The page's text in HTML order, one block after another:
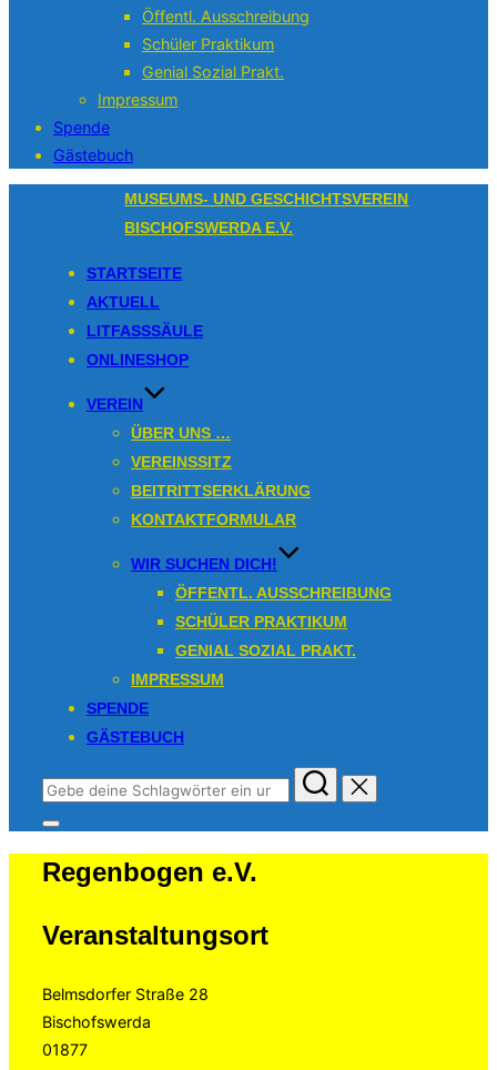
Öffentl. Ausschreibung
Schüler Praktikum
Genial Sozial Prakt.
Impressum
Spende
Gästebuch
MUSEUMS- UND GESCHICHTSVEREIN
BISCHOFSWERDA E.V.
STARTSEITE
AKTUELL
LITFASSSÄULE
ONLINESHOP
VEREIN
ÜBER UNS …
VEREINSSITZ
BEITRITTSERKLÄRUNG
KONTAKTFORMULAR
WIR SUCHEN DICH!
ÖFFENTL. AUSSCHREIBUNG
SCHÜLER PRAKTIKUM
GENIAL SOZIAL PRAKT.
IMPRESSUM
SPENDE
GÄSTEBUCH
Suchen
nach:
Seitenleiste
Navigation
umschalten
Regenbogen e.V.
Veranstaltungsort
Belmsdorfer Straße 28
Bischofswerda
01877